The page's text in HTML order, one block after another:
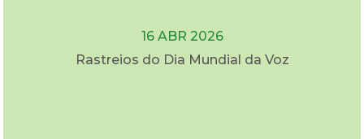
16 ABR 2026
Rastreios do Dia Mundial da Voz